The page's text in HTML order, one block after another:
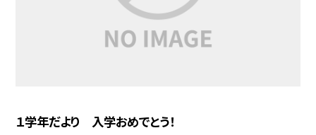
１学年だより 入学おめでとう！